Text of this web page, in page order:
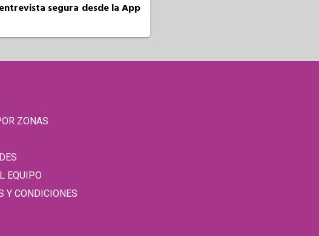
segura desde la App
ZONAS
EQUIPO
Y CONDICIONES